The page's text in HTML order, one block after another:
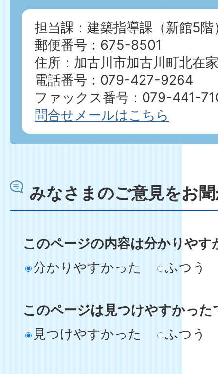
担当課：建築指導課（新館5階
郵便番号：675-8501
住所：加古川市加古川町北在
電話番号：079-427-9264
ファックス番号：079-441-
問合せメールはこちら
みなさまのご意見をお
このページの内容は分かりやす
分かりやすかった
ふつう
このページは見つけやすかった
見つけやすかった
ふつう